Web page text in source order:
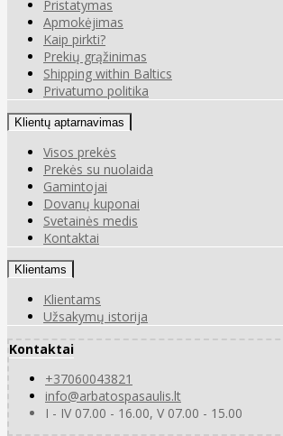
Pristatymas
Apmokėjimas
Kaip pirkti?
Prekių grąžinimas
Shipping within Baltics
Privatumo politika
Klientų aptarnavimas
Visos prekės
Prekės su nuolaida
Gamintojai
Dovanų kuponai
Svetainės medis
Kontaktai
Klientams
Klientams
Užsakymų istorija
Kontaktai
+37060043821
info@arbatospasaulis.lt
I - IV 07.00 - 16.00, V 07.00 - 15.00